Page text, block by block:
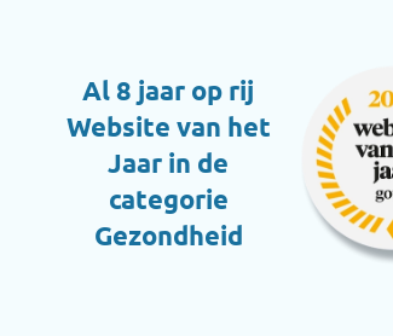
Al 8 jaar op rij
Website van het
Jaar in de
categorie
Gezondheid